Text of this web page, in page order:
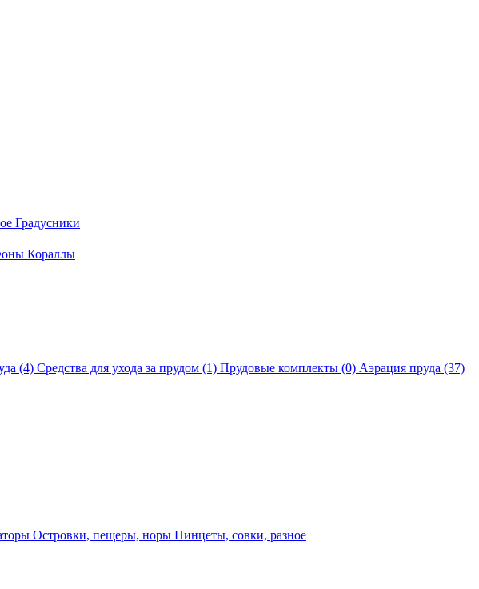
Градусники
Кораллы
(4) Средства для ухода за прудом (1) Прудовые комплекты (0) Аэрация пруда (37)
Островки, пещеры, норы Пинцеты, совки, разное